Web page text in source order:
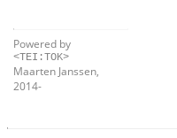
Powered by
<TEI:TOK>
Maarten Janssen,
2014-